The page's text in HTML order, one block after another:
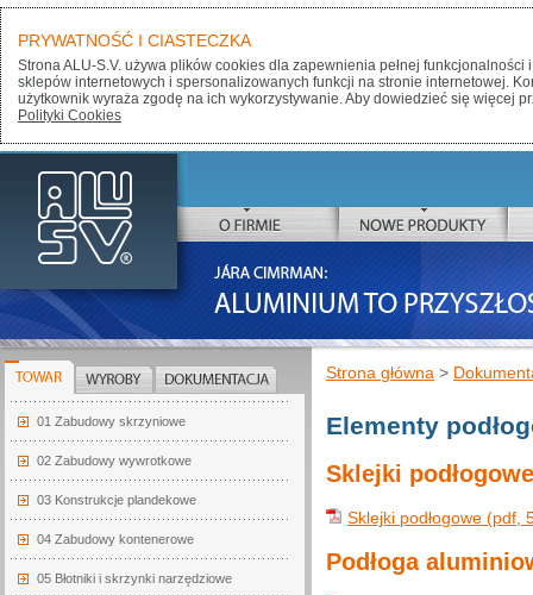
ALU-SV
O FIRMIE NOWE PRODUKTY
JÁRA CIMRMAN:
ALUMINIUM TO PRZYSZŁOŚĆ
TOWAR
01 Zabudowy skrzyniowe
02 Zabudowy wywrotkowe
03 Konstrukcje plandekowe
04 Zabudowy kontenerowe
05 Błotniki i skrzynki narzędziowe
WYROBY DOKUMENTACJA Strona główna >
Elementy
Sklejki podłogowe
Sklejki podłogowe (pdf,
Podłoga
PRYWATNOŚĆ I CIASTECZKA
Strona ALU-S.V. używa plików cookies dla zapewnienia pełnej
sklepów internetowych i spersonalizowanych funkcji na stronie internetowej.
użytkownik wyraża zgodę na ich wykorzystywanie. Aby dowiedzieć się więcej
Polityki Cookies